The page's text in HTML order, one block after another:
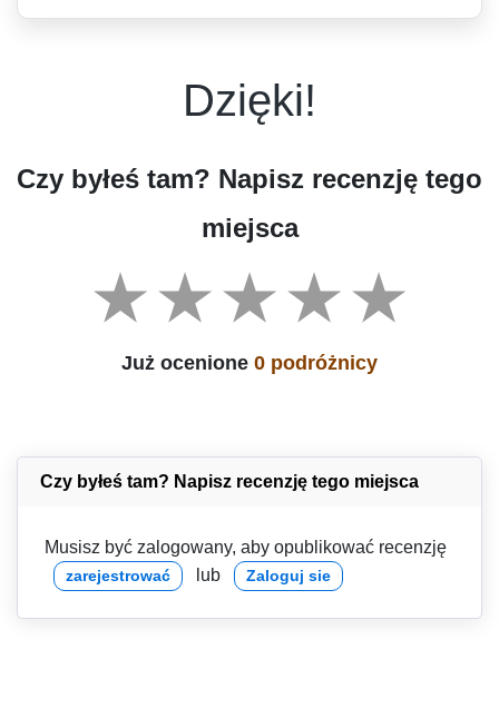
Dzięki!
Czy byłeś tam? Napisz recenzję tego
miejsca
Już ocenione 0 podróżnicy
Czy byłeś tam? Napisz recenzję tego miejsca
Musisz być zalogowany, aby opublikować recenzję
zarejestrować lub Zaloguj sie